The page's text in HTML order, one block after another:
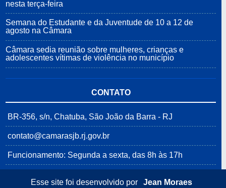
nesta terça-feira
Semana do Estudante e da Juventude de 10 a 12 de
agosto na Câmara
Câmara sedia reunião sobre mulheres, crianças e
adolescentes vítimas de violência no município
CONTATO
BR-356, s/n, Chatuba, São João da Barra - RJ
contato@camarasjb.rj.gov.br
Funcionamento: Segunda a sexta, das 8h às 17h
Esse site foi desenvolvido por Jean Moraes